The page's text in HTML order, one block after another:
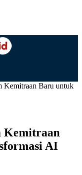
Kemitraan Baru untuk
Kemitraan
AI